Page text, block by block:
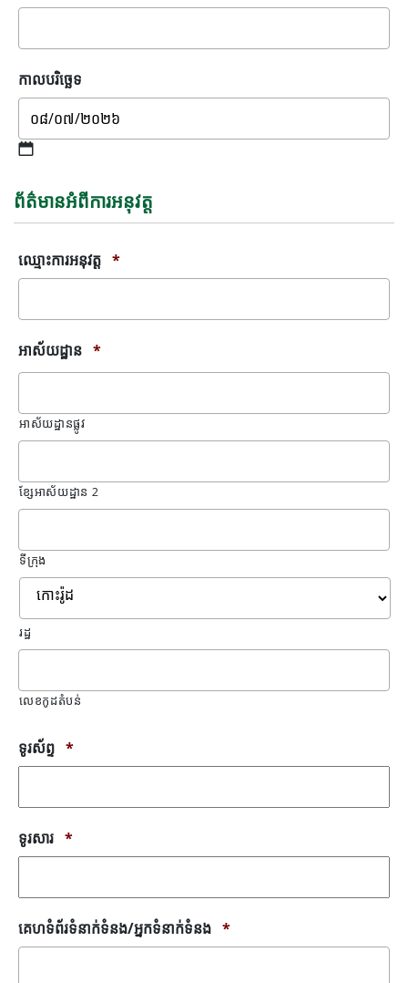
កាលបរិច្ឆេទ
slash
YYYY
ព័ត៌មានអំពីការអនុវត្ត
ឈ្មោះការអនុវត្ត *
អាស័យដ្ឋាន *
អាស័យដ្ឋានផ្លូវ
ខ្សែអាស័យដ្ឋាន 2
ទីក្រុង
រដ្ឋ
លេខ​កូដ​តំបន់
ទូរស័ព្ទ *
ទូរសារ *
គេហទំព័រទំនាក់ទំនង/អ្នកទំនាក់ទំនង *